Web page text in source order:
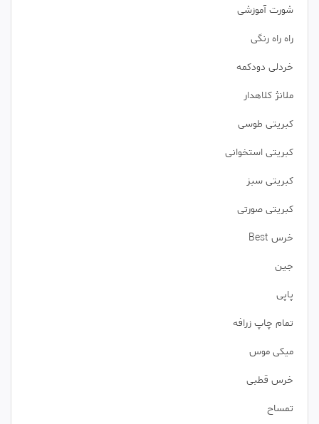
شورت آموزشی
راه راه رنگی
خردلی دودکمه
ملانژ کلاهدار
کبریتی طوسی
کبریتی استخوانی
کبریتی سبز
کبریتی صورتی
خرس Best
جین
پاپی
تمام چاپ زرافه
میکی موس
خرس قطبی
تمساح